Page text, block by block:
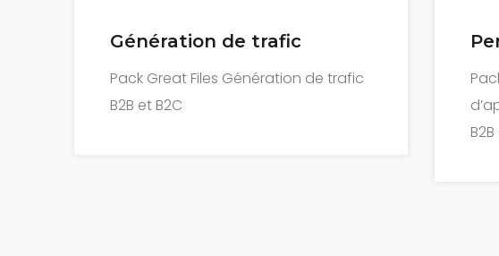
Permanence téléphonique
Pack nice reception Réception
d’appels, permanence téléphonique